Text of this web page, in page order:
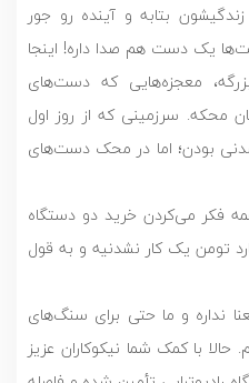
بتابه و آینده رو جور
یک دست هم صدا داره! اینجا
معجزه‌هایی که دست‌های
محکه. سرزمینی که از روز اول
بودن؛ اما در محک دست‌های
می‌کردن خرید دو دستگاه
اونم به قیمت 150 میلیارد تومن یک کار نشدنیه و به قول
نداره و ما حتی برای سنگ‌های
با کمک شما نیکوکاران عزیز